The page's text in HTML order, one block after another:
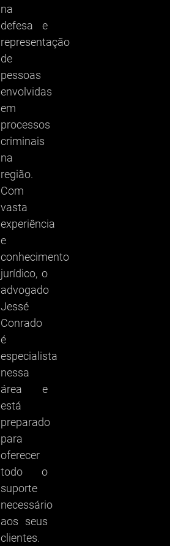
na
defesa e
representação
de
pessoas
envolvidas
em
processos
criminais
na
região.
Com
vasta
experiência
e
conhecimento
jurídico, o
advogado
Jessé
Conrado
é
especialista
nessa
área e
está
preparado
para
oferecer
todo o
suporte
necessário
aos seus
clientes.